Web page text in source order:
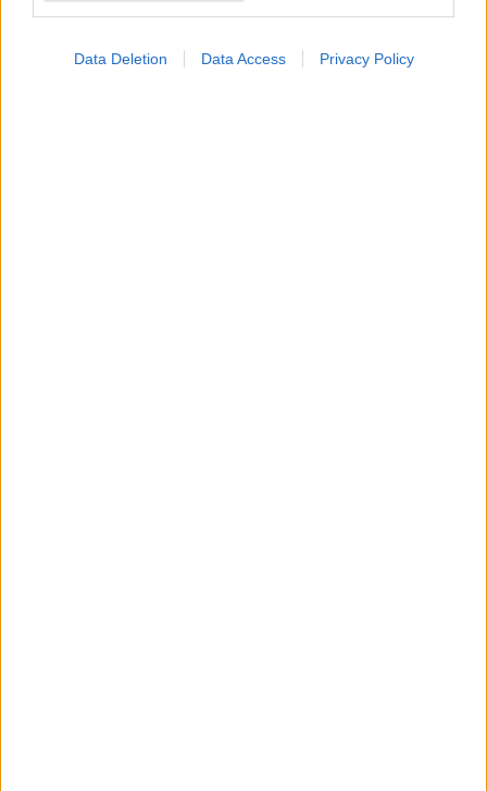
Data Deletion Data Access Privacy Policy
Diagnosztika